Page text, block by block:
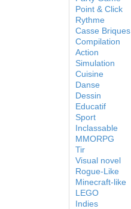
Point & Click
Rythme
Casse Briques
Compilation
Action
Simulation
Cuisine
Danse
Dessin
Educatif
Sport
Inclassable
MMORPG
Tir
Visual novel
Rogue-Like
Minecraft-like
LEGO
Indies